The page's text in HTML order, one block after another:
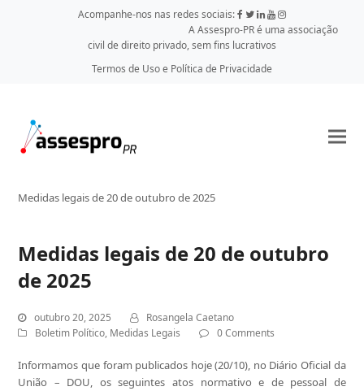
Acompanhe-nos nas redes sociais:
A Assespro-PR é uma associação
civil de direito privado, sem fins lucrativos
Termos de Uso e Política de Privacidade
Medidas legais de 20 de outubro de 2025
Medidas legais de 20 de outubro
de 2025
outubro 20, 2025
Rosangela Caetano
Boletim Político, Medidas Legais 0 Comments
Informamos que foram publicados hoje (20/10), no Diário Oficial da
União – DOU, os seguintes atos normativo e de pessoal de